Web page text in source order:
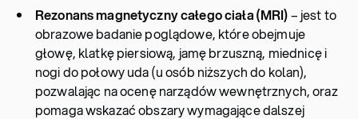
Rezonans magnetyczny całego ciała (MRI)– jest to
obrazowe badanie poglądowe, które obejmuje
głowę, klatkę piersiową, jamę brzuszną, miednicę i
nogi do połowy uda (u osób niższych do kolan),
pozwalając na ocenę narządów wewnętrznych, oraz
pomaga wskazać obszary wymagające dalszej